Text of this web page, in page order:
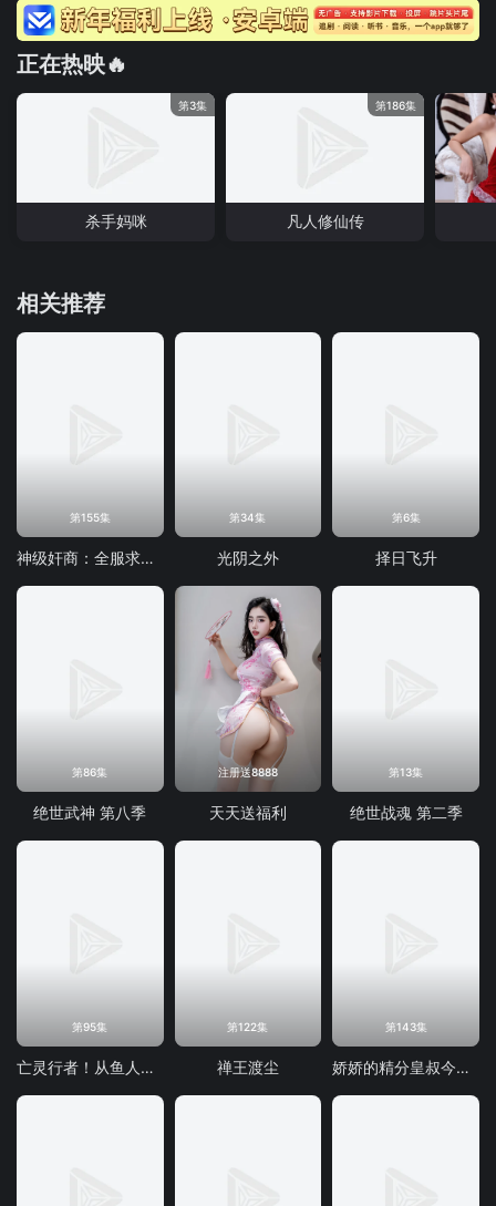
正在热映🔥
第3集
杀手妈咪
第186集
凡人修仙传
相关推荐
第155集
神级奸商：全服求我别薅了 动态漫画
第34集
光阴之外
第6集
择日飞升
第86集
绝世武神 第八季
注册送8888
天天送福利
第13集
绝世战魂 第二季
第95集
亡灵行者！从鱼人地下城开始 动态漫画
第122集
禅王渡尘
第143集
娇娇的精分皇叔今天又吃醋了